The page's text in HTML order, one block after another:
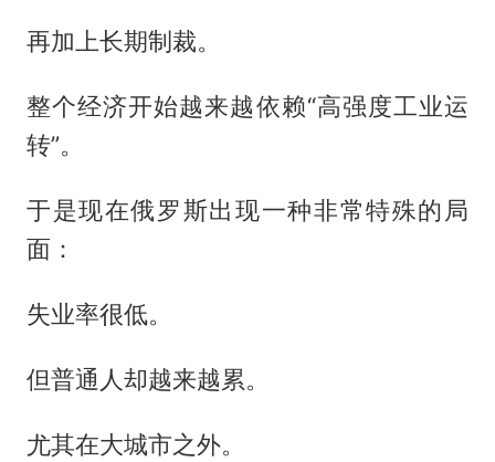
再加上长期制裁。
整个经济开始越来越依赖“高强度工业运
转”。
于是现在俄罗斯出现一种非常特殊的局
面：
失业率很低。
但普通人却越来越累。
尤其在大城市之外。